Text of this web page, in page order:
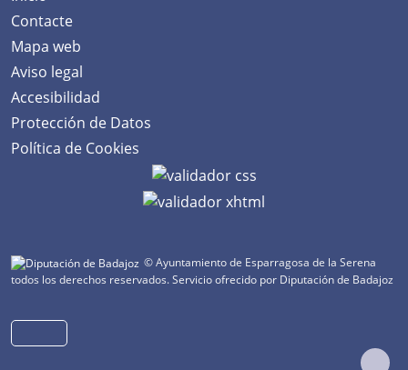
Contacte
Mapa web
Aviso legal
Accesibilidad
Protección de Datos
Política de Cookies
© Ayuntamiento de Esparragosa de la Serena
todos los derechos reservados.Servicio ofrecido por Diputación de Badajoz